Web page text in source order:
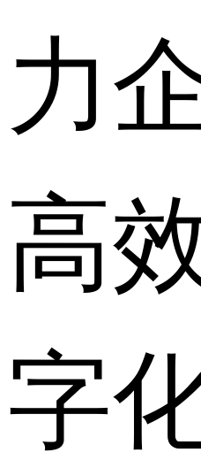
力
高
字